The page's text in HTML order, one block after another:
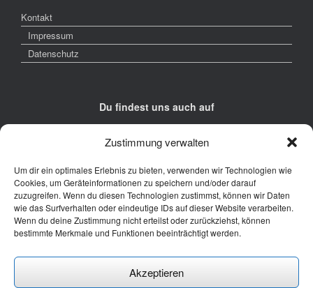
Zustimmung verwalten
Um dir ein optimales Erlebnis zu bieten, verwenden wir Technologien wie
Cookies, um Geräteinformationen zu speichern und/oder darauf
zuzugreifen. Wenn du diesen Technologien zustimmst, können wir Daten
wie das Surfverhalten oder eindeutige IDs auf dieser Website verarbeiten.
Wenn du deine Zustimmung nicht erteilst oder zurückziehst, können
bestimmte Merkmale und Funktionen beeinträchtigt werden.
Akzeptieren
Kontakt
Impressum
Datenschutz
Du findest uns auch auf
Kontakt
Junge Presse Niedersachsen e.V.
Rückertstraße 10
30169 Hannover